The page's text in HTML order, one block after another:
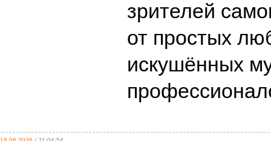
зрителей
от простых
искушённых